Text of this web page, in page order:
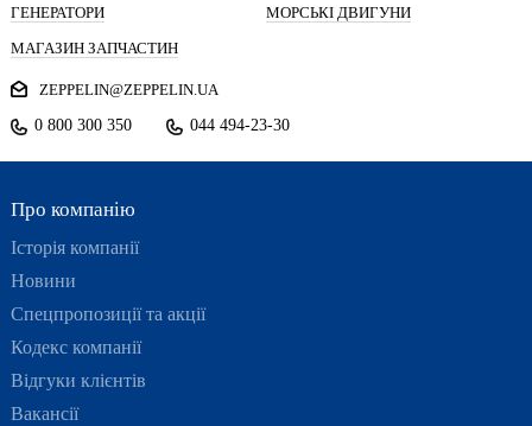
ГЕНЕРАТОРИ
МОРСЬКІ ДВИГУНИ
МАГАЗИН ЗАПЧАСТИН
ZEPPELIN@ZEPPELIN.UA
0 800 300 350
044 494-23-30
Про компанію
Історія компанії
Новини
Спецпропозиції та акції
Кодекс компанії
Відгуки клієнтів
Вакансії